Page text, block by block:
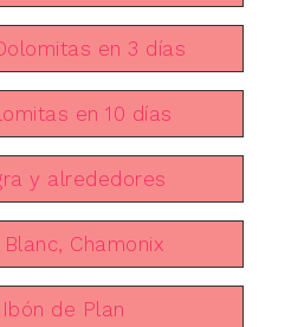
en 3 días
en 10 días
y alrededores
Chamonix
de Plan